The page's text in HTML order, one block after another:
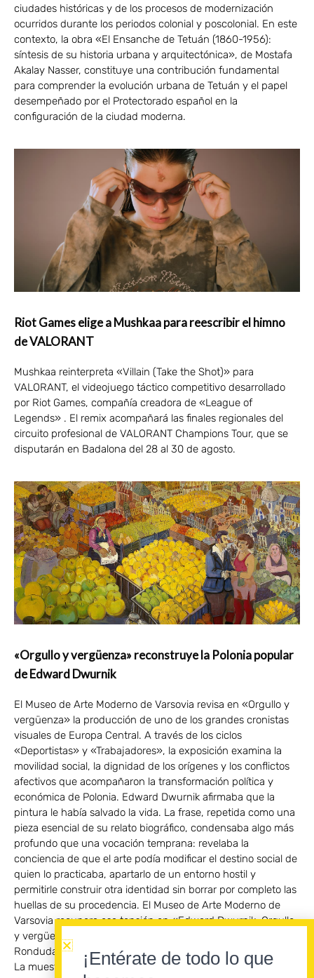
ciudades históricas y de los procesos de modernización
ocurridos durante los periodos colonial y poscolonial. En este
contexto, la obra «El Ensanche de Tetuán (1860-1956):
síntesis de su historia urbana y arquitectónica», de Mostafa
Akalay Nasser, constituye una contribución fundamental
para comprender la evolución urbana de Tetuán y el papel
desempeñado por el Protectorado español en la
configuración de la ciudad moderna.
Riot Games elige a Mushkaa para reescribir el himno
de VALORANT
Mushkaa reinterpreta «Villain (Take the Shot)» para
VALORANT, el videojuego táctico competitivo desarrollado
por Riot Games, compañía creadora de «League of
Legends» . El remix acompañará las finales regionales del
circuito profesional de VALORANT Champions Tour, que se
disputarán en Badalona del 28 al 30 de agosto.
«Orgullo y vergüenza» reconstruye la Polonia popular
de Edward Dwurnik
El Museo de Arte Moderno de Varsovia revisa en «Orgullo y
vergüenza» la producción de uno de los grandes cronistas
visuales de Europa Central. A través de los ciclos
«Deportistas» y «Trabajadores», la exposición examina la
movilidad social, la dignidad de los orígenes y los conflictos
afectivos que acompañaron la transformación política y
económica de Polonia. Edward Dwurnik afirmaba que la
pintura le había salvado la vida. La frase, repetida como una
pieza esencial de su relato biográfico, condensaba algo más
profundo que una vocación temprana: revelaba la
conciencia de que el arte podía modificar el destino social de
quien lo practicaba, apartarlo de un entorno hostil y
permitirle construir otra identidad sin borrar por completo las
huellas de su procedencia. El Museo de Arte Moderno de
Varsovia recupera esa tensión en «Edward Dwurnik. Orgullo
y vergüenza», una exposición comisariada por Łukasz
Ronduda que podrá visitarse hasta el 28 de febrero de 2027.
La muestra concentra su atención en la producción
¡Entérate de todo lo que